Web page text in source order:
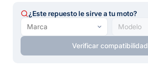
¿Este repuesto le sirve a tu moto?
Verificar compatibilidad